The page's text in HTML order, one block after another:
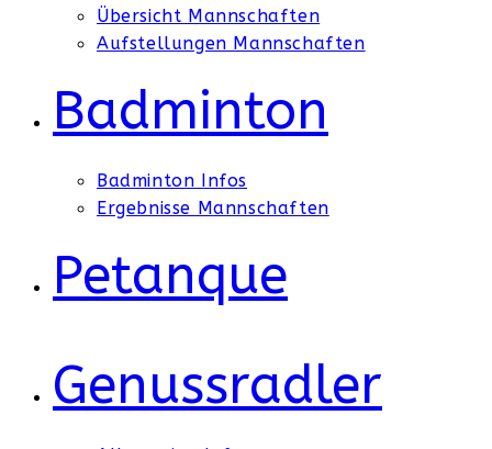
Übersicht Mannschaften
Aufstellungen Mannschaften
Badminton
Badminton Infos
Ergebnisse Mannschaften
Petanque
Genussradler